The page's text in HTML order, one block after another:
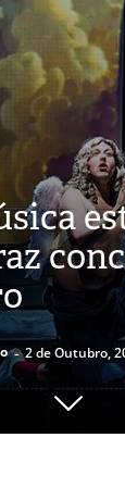
- 2 de Outubro,